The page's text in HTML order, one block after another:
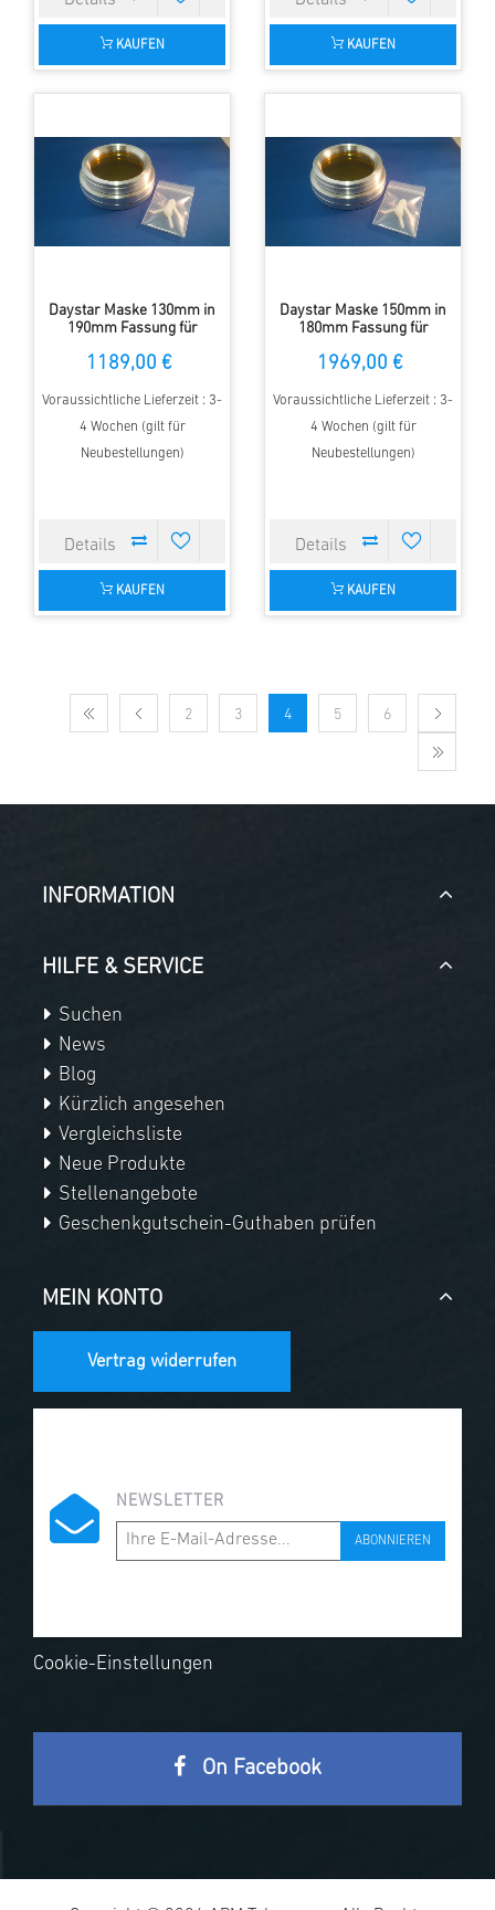
KAUFEN KAUFEN
Daystar Maske 130mm in
190mm Fassung für
1189,00 €
Voraussichtliche Lieferzeit : 3-
4 Wochen (gilt für
Neubestellungen)
KAUFEN
Daystar Maske 150mm in
180mm Fassung für
1969,00 €
Voraussichtliche Lieferzeit : 3-
4 Wochen (gilt für
Neubestellungen)
KAUFEN
2 3 4 5 6
INFORMATION
HILFE & SERVICE
Suchen
News
Blog
Kürzlich angesehen
Vergleichsliste
Neue Produkte
Stellenangebote
Geschenkgutschein-Guthaben prüfen
MEIN KONTO
Vertrag widerrufen
NEWSLETTER
ABONNIEREN
Cookie-Einstellungen
On Facebook